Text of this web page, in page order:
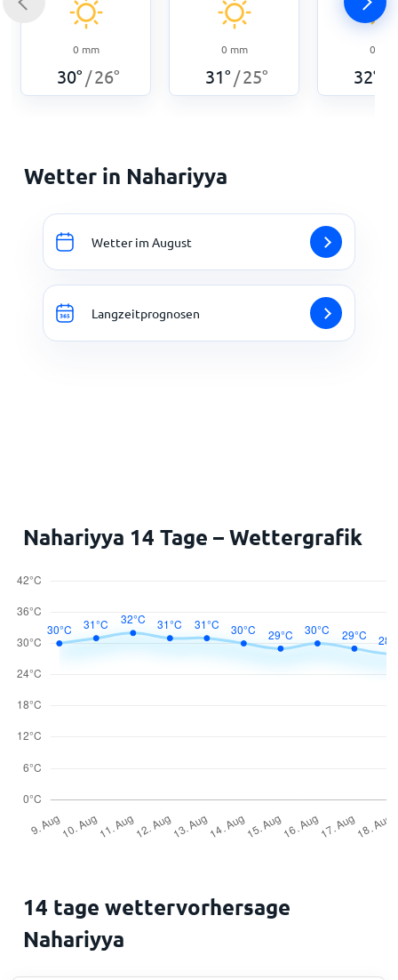
0 mm
30° /26°
0 mm
31° /25°
0
32°
Wetter in Nahariyya
Wetter im August
Langzeitprognosen
Nahariyya 14 Tage – Wettergrafik
14 tage wettervorhersage
Nahariyya